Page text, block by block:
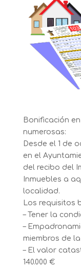
Bonificación
numerosas:
Desde el 1 de
en el
del recibo del
Inmuebles a
localidad.
Los requisitos
– Tener la
–
miembros de
– El valor
140.000 €